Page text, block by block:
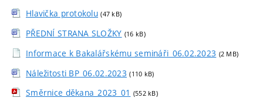
Hlavička protokolu (47 kB)
PŘEDNÍ STRANA SLOŽKY (16 kB)
Informace k Bakalářskému semináři_06.02.2023 (2 MB)
Náležitosti BP_06.02.2023 (110 kB)
Směrnice děkana_2023_01 (552 kB)